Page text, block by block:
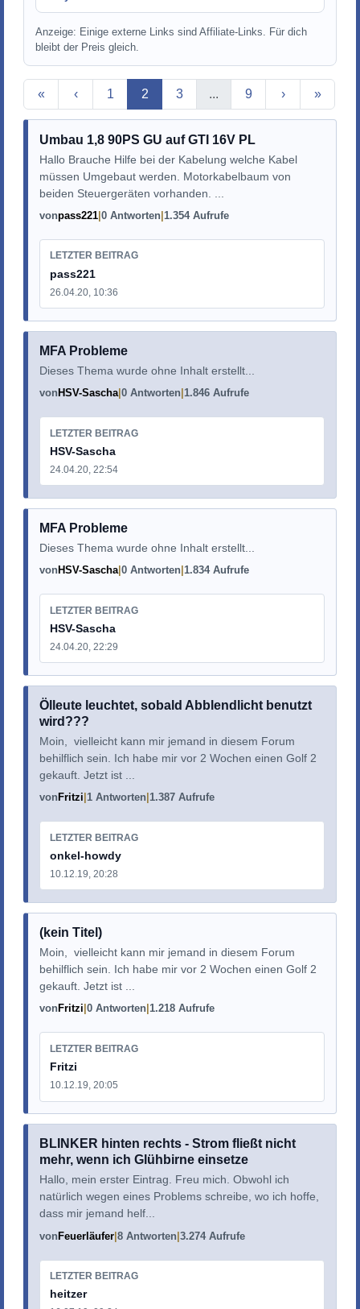
Anzeige: Einige externe Links sind Affiliate-Links. Für dich
bleibt der Preis gleich.
« ‹ 1 Aktuelle Seite
2 3 ... 9 › »
Umbau 1,8 90PS GU auf GTI 16V PL
Hallo Brauche Hilfe bei der Kabelung welche Kabel
müssen Umgebaut werden. Motorkabelbaum von
beiden Steuergeräten vorhanden. ...
vonpass221 0 Antworten 1.354 Aufrufe
LETZTER BEITRAG
pass221
26.04.20, 10:36
MFA Probleme
Dieses Thema wurde ohne Inhalt erstellt...
von HSV-Sascha 0 Antworten 1.846 Aufrufe
LETZTER BEITRAG
HSV-Sascha
24.04.20, 22:54
MFA Probleme
Dieses Thema wurde ohne Inhalt erstellt...
vonHSV-Sascha 0 Antworten 1.834 Aufrufe
LETZTER BEITRAG
HSV-Sascha
24.04.20, 22:29
Ölleute leuchtet, sobald Abblendlicht benutzt
wird???
Moin, vielleicht kann mir jemand in diesem Forum
behilflich sein. Ich habe mir vor 2 Wochen einen Golf 2
gekauft. Jetzt ist ...
von Fritzi 1 Antworten 1.387 Aufrufe
LETZTER BEITRAG
onkel-howdy
10.12.19, 20:28
(kein Titel)
Moin, vielleicht kann mir jemand in diesem Forum
behilflich sein. Ich habe mir vor 2 Wochen einen Golf 2
gekauft. Jetzt ist ...
vonFritzi 0 Antworten 1.218 Aufrufe
LETZTER BEITRAG
Fritzi
10.12.19, 20:05
BLINKER hinten rechts - Strom fließt nicht
mehr, wenn ich Glühbirne einsetze
Hallo, mein erster Eintrag. Freu mich. Obwohl ich
natürlich wegen eines Problems schreibe, wo ich hoffe,
dass mir jemand helf...
vonFeuerläufer 8 Antworten 3.274 Aufrufe
LETZTER BEITRAG
heitzer